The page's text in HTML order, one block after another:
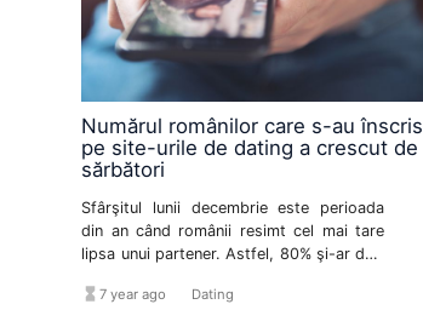
Numărul românilor care s-au înscris
pe site-urile de dating a crescut de
sărbători
Sfârşitul lunii decembrie este perioada
din an când românii resimt cel mai tare
lipsa unui partener. Astfel, 80% şi-ar dori
drag.
hourglass_full7 year ago Dating